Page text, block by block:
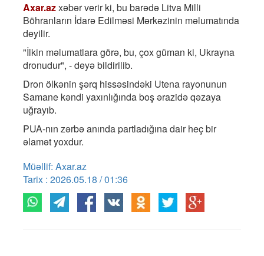
Axar.azxəbər verir ki, bu barədə Litva Milli
Böhranların İdarə Edilməsi Mərkəzinin məlumatında
deyilir.
"İlkin məlumatlara görə, bu, çox güman ki, Ukrayna
dronudur", - deyə bildirilib.
Dron ölkənin şərq hissəsindəki Utena rayonunun
Samane kəndi yaxınlığında boş ərazidə qəzaya
uğrayıb.
PUA-nın zərbə anında partladığına dair heç bir
əlamət yoxdur.
Müəllif: Axar.az
Tarix : 2026.05.18 / 01:36